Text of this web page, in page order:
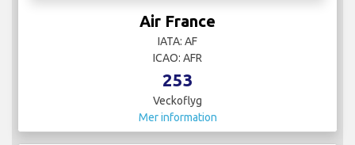
Air France
IATA: AF
ICAO: AFR
253
Veckoflyg
Mer information